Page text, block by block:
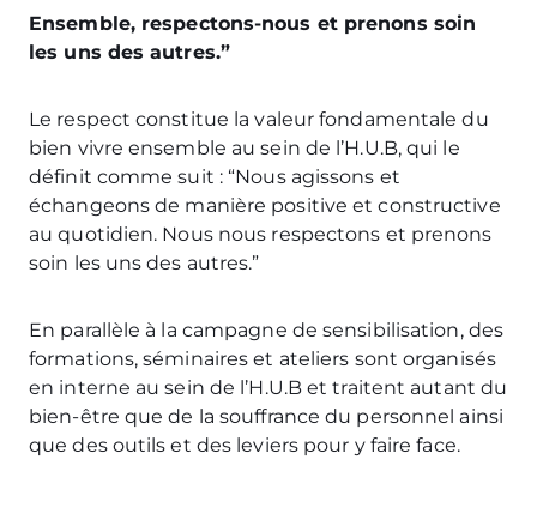
Ensemble, respectons-nous et prenons soin
les uns des autres.”
Le respect constitue la valeur fondamentale du
bien vivre ensemble au sein de l’H.U.B, qui le
définit comme suit : “Nous agissons et
échangeons de manière positive et constructive
au quotidien. Nous nous respectons et prenons
soin les uns des autres.”
En parallèle à la campagne de sensibilisation, des
formations, séminaires et ateliers sont organisés
en interne au sein de l’H.U.B et traitent autant du
bien-être que de la souffrance du personnel ainsi
que des outils et des leviers pour y faire face.